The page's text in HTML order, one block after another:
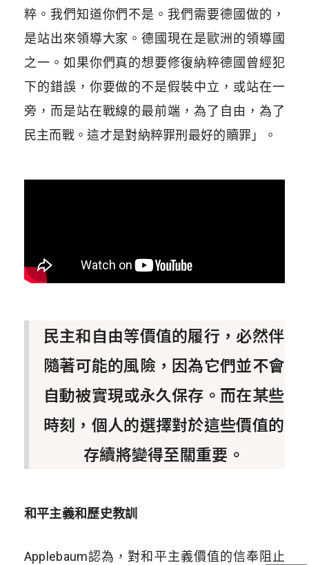
粹。我們知道你們不是。我們需要德國做的，
是站出來領導大家。德國現在是歐洲的領導國
之一。如果你們真的想要修復納粹德國曾經犯
下的錯誤，你要做的不是假裝中立，或站在一
旁，而是站在戰線的最前端，為了自由，為了
民主而戰。這才是對納粹罪刑最好的贖罪」
。
民主和自由等價值的履行，必然伴
隨著可能的風險，因為它們並不會
自動被實現或永久保存。而在某些
時刻，個人的選擇對於這些價值的
存續將變得至關重要。
和平主義和歷史教訓
Applebaum認為，對和平主義價值的信奉阻止